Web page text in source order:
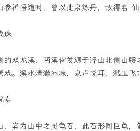
禅悟道时，曾以此泉炼丹，故得名“仙
珠
的双龙溪，两溪皆发源于浮山北侧山
戏。溪水清澈冰凉，泉声悦耳，溅玉飞
寿
，实为山中之灵龟石，此石形同巨龟